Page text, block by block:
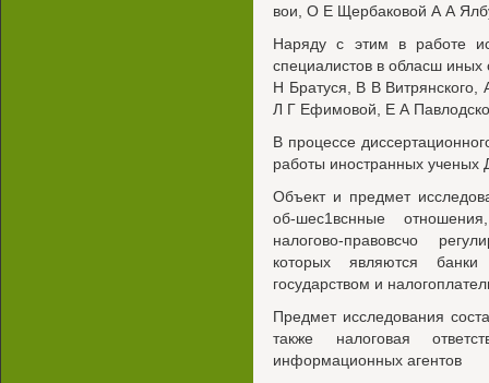
вои, О Е Щербаковой А А
Наряду с этим в работе
специалистов в обласш иных
Н Братуся, В В
Л Г Ефимовой, Е А
В процессе
работы иностранных
Объект и предмет
об-шес1вснные
налогово-правовсчо
которых являются
государством и
Предмет исследования
также налоговая
информационных агентов